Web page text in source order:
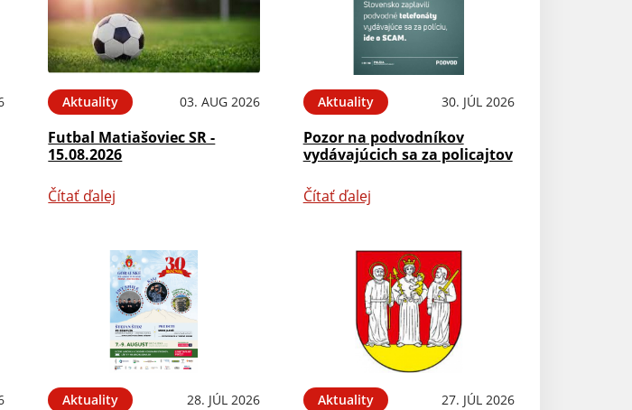
Aktuality 03. AUG 2026
Futbal Matiašoviec SR -
15.08.2026
Čítať ďalej
Aktuality 30. JÚL 2026
Pozor na podvodníkov
vydávajúcich sa za policajtov
Čítať ďalej
Aktuality 28. JÚL 2026 Aktuality 27. JÚL 2026